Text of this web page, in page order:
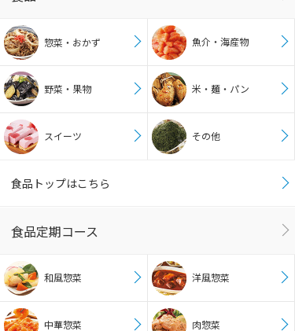
惣菜・おかず 魚介・海産物
野菜・果物 米・麺・パン
スイーツ その他
食品トップはこちら
食品定期コース
和風惣菜 洋風惣菜
中華惣菜 肉惣菜